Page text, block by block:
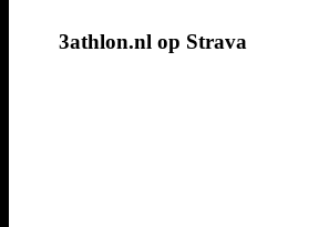
3athlon.nl op Strava